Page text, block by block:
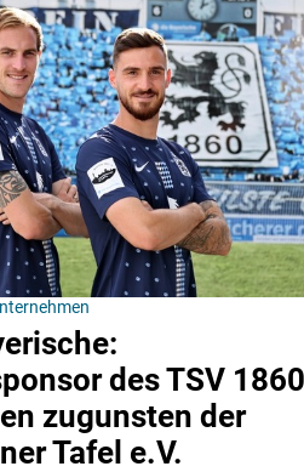
des TSV 1860
zugunsten der
Tafel e.V.